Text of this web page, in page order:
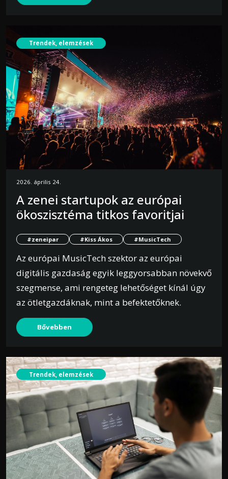
Trendek, elemzések
2026. április 24.
A zenei startupok az európai
ökoszisztéma titkos favoritjai
#zeneipar #Kiss Ákos #MusicTech
Az európai MusicTech szektor az európai
digitális gazdaság egyik leggyorsabban növekvő
szegmense, ami rengeteg lehetőséget kínál úgy
az ötletgazdáknak, mint a befektetőknek.
Bővebben
Trendek, elemzések